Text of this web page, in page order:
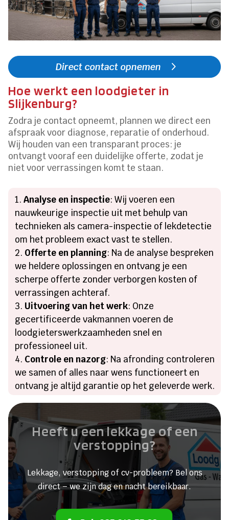
Direct contact opnemen
Hoe werkt een loodgieter in
Slijkenburg?
Zodra je contact opneemt, plannen we direct een
afspraak voor diagnose, reparatie of onderhoud.
Wij houden van een transparant proces: je
ontvangt vooraf een duidelijke offerte, zodat je
niet voor verrassingen komt te staan.
Analyse en inspectie: Wij voeren een
nauwkeurige inspectie uit met behulp van
technieken als camera-inspectie of lekdetectie
om het probleem exact vast te stellen.
Offerte en planning: Na de analyse bespreken
we heldere oplossingen en ontvang je een
scherpe offerte zonder verborgen kosten of
verrassingen achteraf.
Uitvoering van het werk: Onze
gecertificeerde vakmannen voeren de
loodgieterswerkzaamheden snel en
professioneel uit.
Controle en nazorg: Na afronding controleren
we samen of alles naar wens functioneert en
ontvang je altijd garantie op het geleverde werk.
Heeft u een lekkage of een
verstopping?
Lekkage, verstopping of cv-probleem? Bel ons
direct – we zijn dag en nacht bereikbaar.